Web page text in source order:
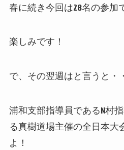
春に続き今回は28名の参加
楽しみです！
で、その翌週はと言うと・
浦和支部指導員であるN村
る真樹道場主催の全日本大
よ！